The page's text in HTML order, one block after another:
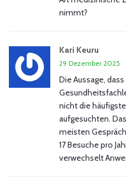
nimmt?
Kari Keuru
29 Dezember 2025
Die Aussage,
nicht die
aufgesuchten.
meisten
17 Besuche pro
verwechselt